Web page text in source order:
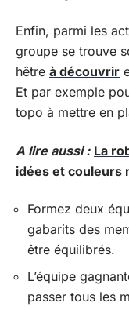
Enfin, parmi les
groupe se trouve
hêtre à découvrir
Et par exemple
topo à mettre en
A lire aussi : La
idées et couleurs
Formez deux
gabarits des
être équilibrés.
L’équipe
passer tous les